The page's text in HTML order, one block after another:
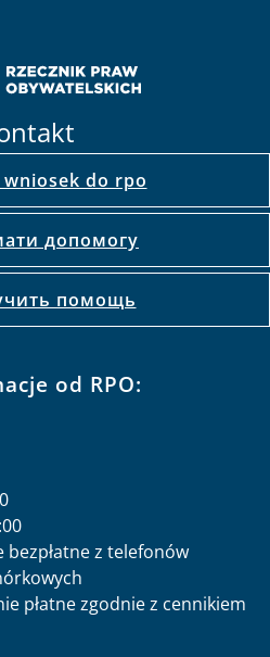
wniosek do rpo
допомогу
помощь
od RPO:
bezpłatne z telefonów
płatne zgodnie z cennikiem